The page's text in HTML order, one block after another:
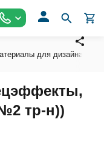
для дизайна
тр-н))